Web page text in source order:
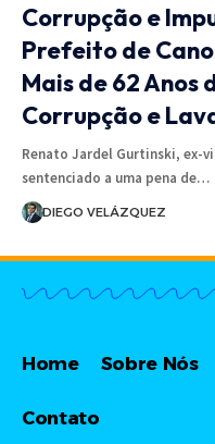
Corrupção e
Prefeito de
Mais de 62 Anos
Corrupção e
Renato Jardel Gurtinski, ex-
sentenciado a uma pena de…
DIEGO VELÁZQUEZ
Home Sobre Nós
Contato